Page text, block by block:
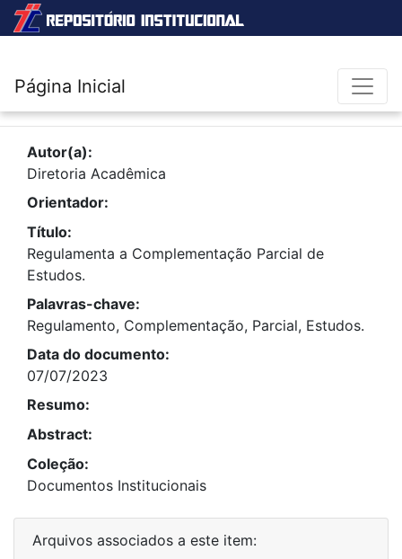
Página Inicial
Autor(a):
Diretoria Acadêmica
Orientador:
Título:
Regulamenta a Complementação Parcial de
Estudos.
Palavras-chave:
Regulamento, Complementação, Parcial, Estudos.
Data do documento:
07/07/2023
Resumo:
Abstract:
Coleção:
Documentos Institucionais
Arquivos associados a este item: